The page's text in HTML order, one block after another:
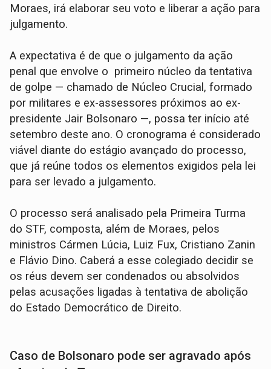
Moraes, irá elaborar seu voto e liberar a ação para
julgamento.
A expectativa é de que o julgamento da ação
penal que envolve o primeiro núcleo da tentativa
de golpe — chamado de Núcleo Crucial, formado
por militares e ex-assessores próximos ao ex-
presidente Jair Bolsonaro —, possa ter início até
setembro deste ano. O cronograma é considerado
viável diante do estágio avançado do processo,
que já reúne todos os elementos exigidos pela lei
para ser levado a julgamento.
O processo será analisado pela Primeira Turma
do STF, composta, além de Moraes, pelos
ministros Cármen Lúcia, Luiz Fux, Cristiano Zanin
e Flávio Dino. Caberá a esse colegiado decidir se
os réus devem ser condenados ou absolvidos
pelas acusações ligadas à tentativa de abolição
do Estado Democrático de Direito.
Caso de Bolsonaro pode ser agravado após